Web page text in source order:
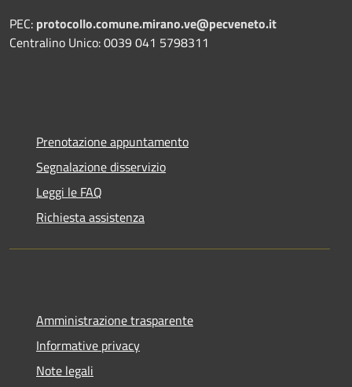
PEC: protocollo.comune.mirano.ve@pecveneto.it
Centralino Unico: 0039 041 5798311
Prenotazione appuntamento
Segnalazione disservizio
Leggi le FAQ
Richiesta assistenza
Amministrazione trasparente
Informative privacy
Note legali